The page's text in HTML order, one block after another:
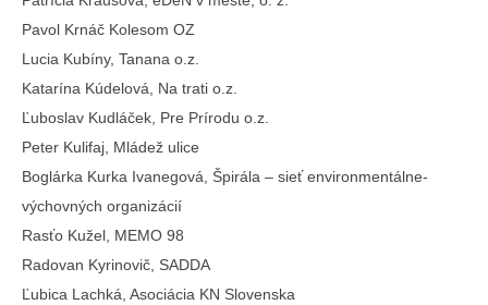
Pavol Krnáč Kolesom OZ
Lucia Kubíny, Tanana o.z.
Katarína Kúdelová, Na trati o.z.
Ľuboslav Kudláček, Pre Prírodu o.z.
Peter Kulifaj, Mládež ulice
Boglárka Kurka Ivanegová, Špirála – sieť environmentálne-
výchovných organizácií
Rasťo Kužel, MEMO 98
Radovan Kyrinovič, SADDA
Ľubica Lachká, Asociácia KN Slovenska